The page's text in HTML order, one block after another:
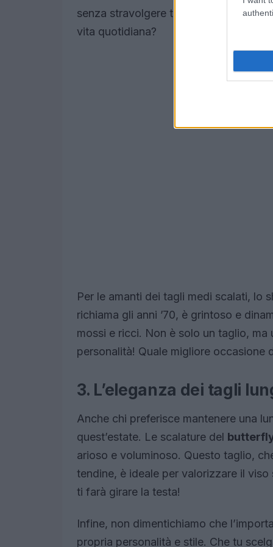
senza stravolgere troppo il proprio
vita quotidiana?
Per le amanti dei tagli medi scalati, lo
richiama gli anni ’70, è grintoso e
mossi e ricci. Non è solo un taglio,
personalità! Quale migliore occasione
3. L’eleganza dei tagli
Anche chi preferisce mantenere una
quest’estate. Le scalature del
arioso e voluminoso. Questo taglio,
tendine, è ideale per valorizzare il
ti farà girare la testa!
Infine, non dimentichiamo che
propria personalità e stile. Che tu